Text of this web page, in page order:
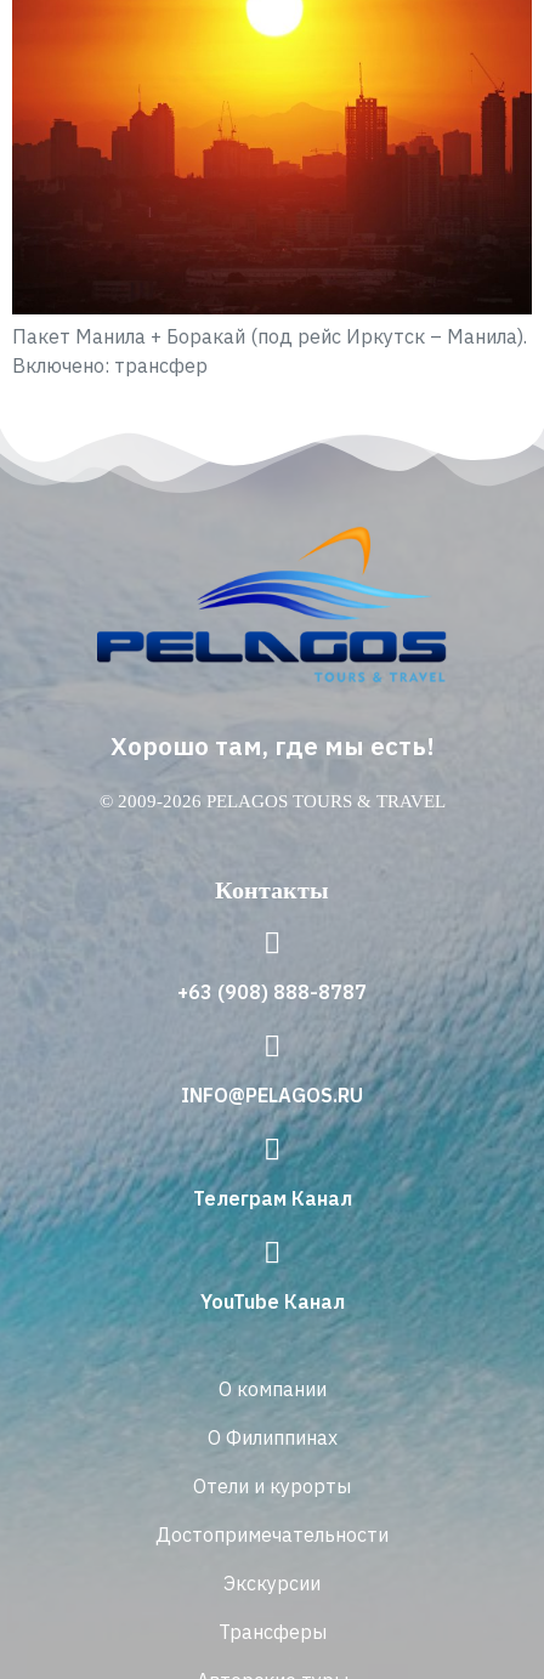
Пакет Манила + Боракай (под рейс Иркутск – Манила).
Включено: трансфер
Хорошо там, где мы есть!
© 2009-2026 PELAGOS TOURS & TRAVEL
Контакты
+63 (908) 888-8787
INFO@PELAGOS.RU
Телеграм Канал
YouTube Канал
О компании
О Филиппинах
Отели и курорты
Достопримечательности
Экскурсии
Трансферы